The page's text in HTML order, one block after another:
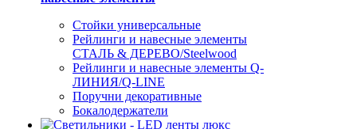
Стойки универсальные
Рейлинги и навесные элементы
СТАЛЬ & ДЕРЕВО/Steelwood
Рейлинги и навесные элементы Q-
ЛИНИЯ/Q-LINE
Поручни декоративные
Бокалодержатели